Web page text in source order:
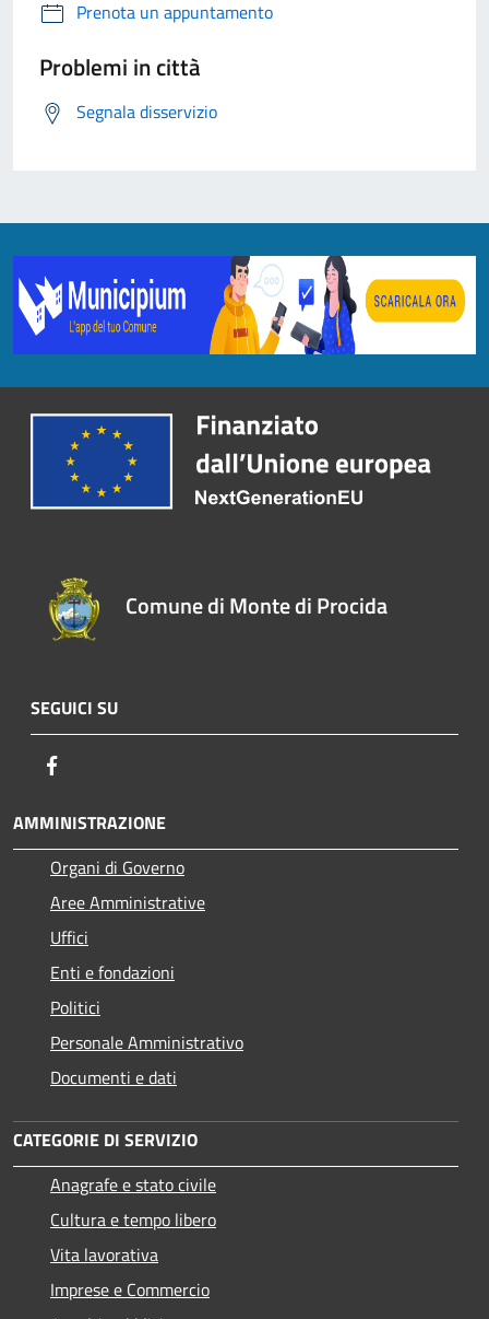
Prenota un appuntamento
Problemi in città
Segnala disservizio
Comune di Monte di Procida
SEGUICI SU
AMMINISTRAZIONE
Organi di Governo
Aree Amministrative
Uffici
Enti e fondazioni
Politici
Personale Amministrativo
Documenti e dati
CATEGORIE DI SERVIZIO
Anagrafe e stato civile
Cultura e tempo libero
Vita lavorativa
Imprese e Commercio